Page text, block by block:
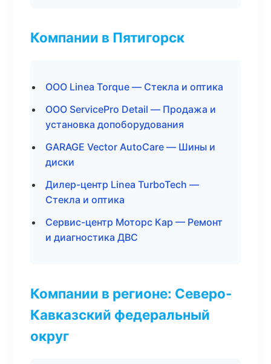
Компании в Пятигорск
ООО Linea Torque — Стекла и оптика
ООО ServicePro Detail — Продажа и
установка допоборудования
GARAGE Vector AutoCare — Шины и
диски
Дилер-центр Linea TurboTech —
Стекла и оптика
Сервис-центр Моторс Кар — Ремонт
и диагностика ДВС
Компании в регионе: Северо-
Кавказский федеральный
округ